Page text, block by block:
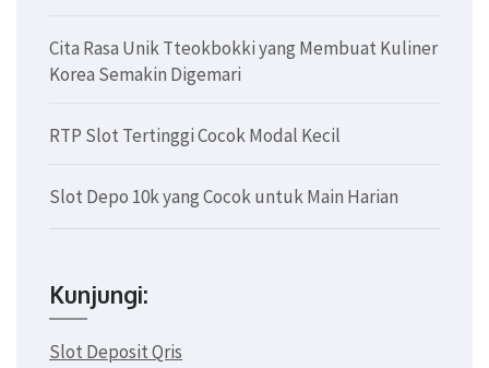
Cita Rasa Unik Tteokbokki yang Membuat Kuliner
Korea Semakin Digemari
RTP Slot Tertinggi Cocok Modal Kecil
Slot Depo 10k yang Cocok untuk Main Harian
Kunjungi:
Slot Deposit Qris